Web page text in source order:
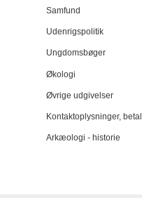
Samfund
Udenrigspolitik
Ungdomsbøger
Økologi
Øvrige udgivelser
Kontaktoplysninger,
Arkæologi - historie